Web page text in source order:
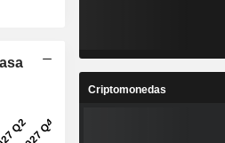
Criptomonedas